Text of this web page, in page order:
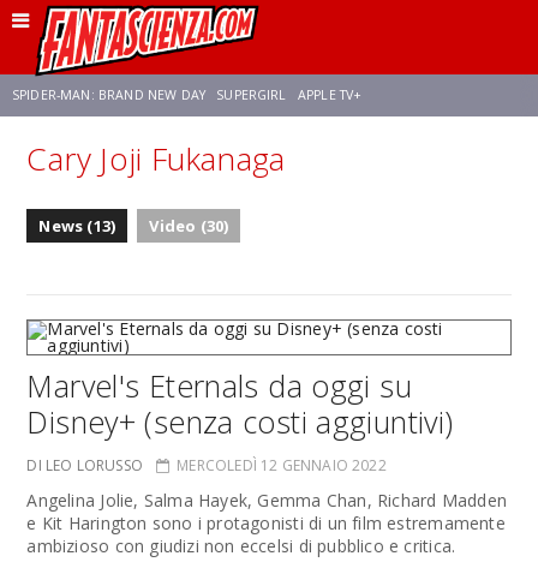
SPIDER-MAN: BRAND NEW DAY SUPERGIRL APPLE TV+
FRANCO RICCIARDIELLO ZENDAYA STAR TREK
Cary Joji Fukanaga
News (13) Video (30)
Marvel's Eternals da oggi su
Disney+ (senza costi aggiuntivi)
DI LEO LORUSSO MERCOLEDÌ 12 GENNAIO 2022
Angelina Jolie, Salma Hayek, Gemma Chan, Richard Madden
e Kit Harington sono i protagonisti di un film estremamente
ambizioso con giudizi non eccelsi di pubblico e critica.